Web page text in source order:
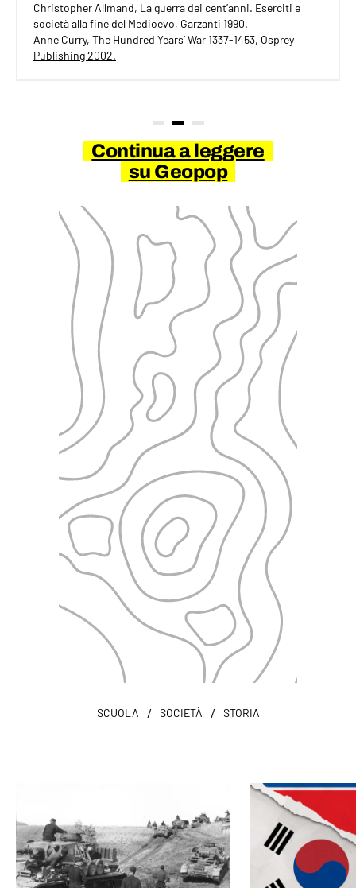
Christopher Allmand, La guerra dei cent’anni. Eserciti e
società alla fine del Medioevo, Garzanti 1990.
Anne Curry, The Hundred Years’ War 1337-1453, Osprey
Publishing 2002.
Continua a leggere
su Geopop
SCUOLA / SOCIETÀ / STORIA